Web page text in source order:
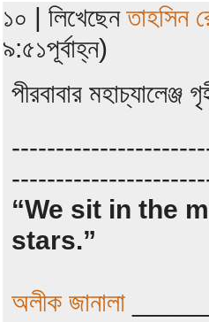
১০ | লিখেছেনতাহসিন
৯:৫১পূর্বাহ্ন)
পীরবাবার
“We sit in the
stars.”
অলীক জানালা